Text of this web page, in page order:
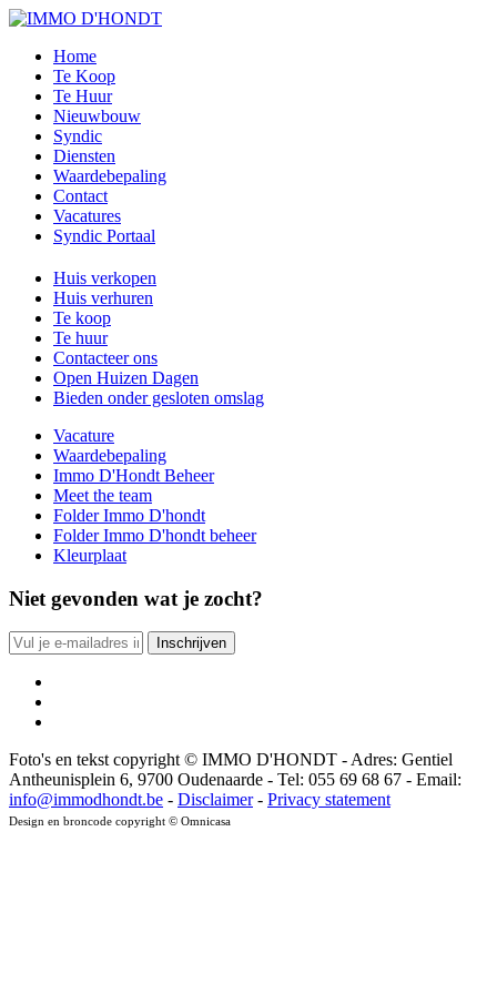
Home
Te Koop
Te Huur
Nieuwbouw
Syndic
Diensten
Waardebepaling
Contact
Vacatures
Syndic Portaal
Huis verkopen
Huis verhuren
Te koop
Te huur
Contacteer ons
Open Huizen Dagen
Bieden onder gesloten omslag
Vacature
Waardebepaling
Immo D'Hondt Beheer
Meet the team
Folder Immo D'hondt
Folder Immo D'hondt beheer
Kleurplaat
Niet gevonden wat je zocht?
Foto's en tekst copyright © IMMO D'HONDT - Adres: Gentiel
Antheunisplein 6, 9700 Oudenaarde - Tel: 055 69 68 67 - Email:
info@immodhondt.be - Disclaimer- Privacy statement
Design en broncode copyright © Omnicasa